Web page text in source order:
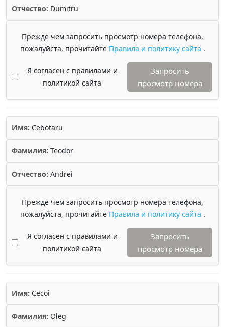
Отчество: Dumitru
Прежде чем запросить просмотр номера телефона,
пожалуйста, прочитайте Правила и политику сайта .
Я согласен с правилами и
политикой сайта
Запросить
просмотр номера
Имя: Cebotaru
Фамилия: Teodor
Отчество: Andrei
Прежде чем запросить просмотр номера телефона,
пожалуйста, прочитайте Правила и политику сайта .
Я согласен с правилами и
политикой сайта
Запросить
просмотр номера
Имя: Cecoi
Фамилия: Oleg